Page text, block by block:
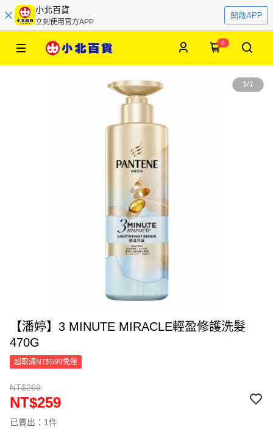
小北百貨
立刻使用官方APP
開啟APP
0
1/1
【潘婷】3 MINUTE MIRACLE輕盈修護洗髮
470G
超取滿NT$599免運
NT$269
NT$259
已賣出：1件